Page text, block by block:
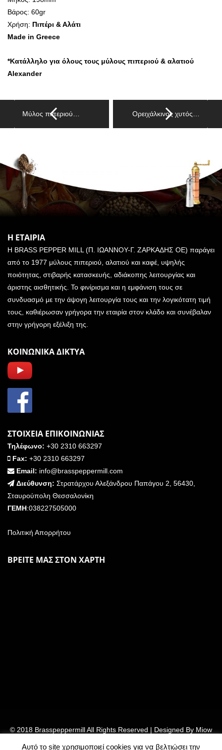
Βάρος: 60gr
Χρήση: Πιπέρι & Αλάτι
Made in Greece
*Κατάλληλο για όλους τους μύλους πιπεριού & αλατιού
Alexander
Μύλος πιπεριού… Ορειχάλκινος χυτός…
Η ΕΤΑΙΡΙΑ
Η BRASS PEPPER MILL (Π. ΙΩΑΝΝΟΥ-Γ. ΖΑΡΚΑΔΗΣ ΟΕ) παράγει
από το 1977 μύλους πιπεριού, αλατιού και καφέ, υψηλής
ποιότητας, στιβαρής κατασκευής, αδιάκοπης λειτουργίας και
άριστης αισθητικής. Το φινίρισμα και η εμφάνιση τους σε
συνδυασμό με την άψογη λειτουργία τους και την λογικότατη τιμή
τους, καθιέρωσαν γρήγορα την εταιρία στον κλάδο και συνέβαλαν
στην γρήγορη εξέλιξη της.
ΚΟΙΝΩΝΙΚΑ ΔΙΚΤΥΑ
ΣΤΟΙΧΕΙΑ ΕΠΙΚΟΙΝΩΝΙΑΣ
Τηλέφωνο: +30 2310 663297
Fax: +30 2310 663297
Email: info@brasspeppermill.com
Διεύθυνση: Στρατάρχου Αλεξάνδρου Παπάγου 2, 56430,
Σταυρούπολη Θεσσαλονίκη
ΓΕΜΗ:038227505000
Πολιτική Απορρήτου
ΒΡΕΙΤΕ ΜΑΣ ΣΤΟΝ ΧΑΡΤΗ
© 2018 Brasspeppermill All Rights Reserved | Designed By Miow
Αυτό το site χρησιμοποιεί cookies για να βελτιώσει την